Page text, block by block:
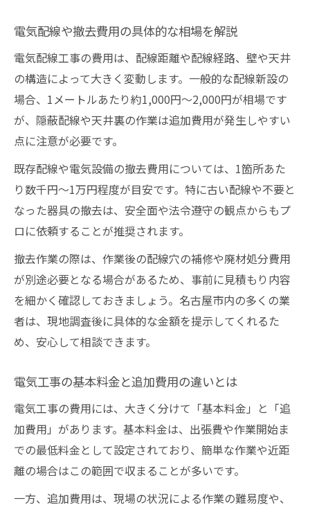
電気配線や撤去費用の具体的な相場を解説
電気配線工事の費用は、配線距離や配線経路、壁や天井
の構造によって大きく変動します。一般的な配線新設の
場合、1メートルあたり約1,000円～2,000円が相場です
が、隠蔽配線や天井裏の作業は追加費用が発生しやすい
点に注意が必要です。
既存配線や電気設備の撤去費用については、1箇所あた
り数千円～1万円程度が目安です。特に古い配線や不要と
なった器具の撤去は、安全面や法令遵守の観点からもプ
ロに依頼することが推奨されます。
撤去作業の際は、作業後の配線穴の補修や廃材処分費用
が別途必要となる場合があるため、事前に見積もり内容
を細かく確認しておきましょう。名古屋市内の多くの業
者は、現地調査後に具体的な金額を提示してくれるた
め、安心して相談できます。
電気工事の基本料金と追加費用の違いとは
電気工事の費用には、大きく分けて「基本料金」と「追
加費用」があります。基本料金は、出張費や作業開始ま
での最低料金として設定されており、簡単な作業や近距
離の場合はこの範囲で収まることが多いです。
一方、追加費用は、現場の状況による作業の難易度や、